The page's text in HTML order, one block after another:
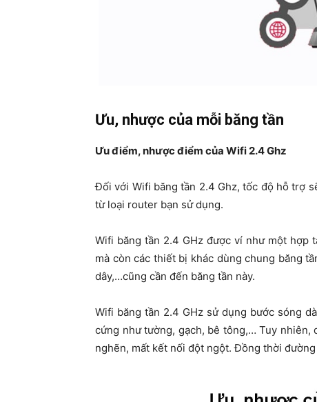
Ưu, nhược của mỗi băng tần
Ưu điểm, nhược điểm của Wifi 2.4 Ghz
Đối với Wifi băng tần 2.4 Ghz, tốc độ hỗ trợ
từ loại router bạn sử dụng.
Wifi băng tần 2.4 GHz được ví như một
mà còn các thiết bị khác dùng chung băng
dây,…cũng cần đến băng tần này.
Wifi băng tần 2.4 GHz sử dụng bước sóng
cứng như tường, gạch, bê tông,… Tuy
nghẽn, mất kết nối đột ngột. Đồng thời